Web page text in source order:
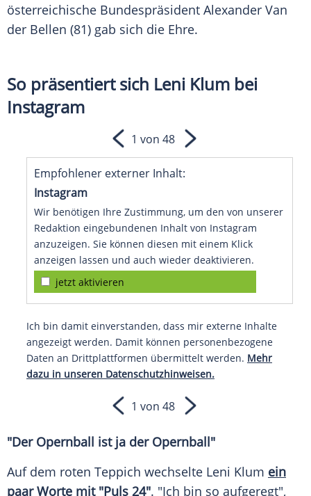
österreichische Bundespräsident Alexander Van
der Bellen (81) gab sich die Ehre.
So präsentiert sich Leni Klum bei
Instagram
Empfohlener externer Inhalt:
Instagram
Wir benötigen Ihre Zustimmung, um den von unserer
Redaktion eingebundenen Inhalt von Instagram
anzuzeigen. Sie können diesen mit einem Klick
anzeigen lassen und auch wieder deaktivieren.
jetzt aktivieren
Ich bin damit einverstanden, dass mir externe Inhalte
angezeigt werden. Damit können personenbezogene
Daten an Drittplattformen übermittelt werden. Mehr
dazu in unseren Datenschutzhinweisen.
1 von 48
1 von 48
"Der Opernball ist ja der Opernball"
Auf dem roten Teppich wechselte Leni Klum ein
paar Worte mit "Puls 24". "Ich bin so aufgeregt",